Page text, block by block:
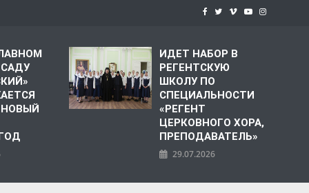
НОВЫЙ
ИДЕТ НАБОР В
РЕГЕНТСКУЮ
ШКОЛУ ПО
СПЕЦИАЛЬНОСТИ
«РЕГЕНТ
ЦЕРКОВНОГО ХОРА,
ПРЕПОДАВАТЕЛЬ»
29.07.2026